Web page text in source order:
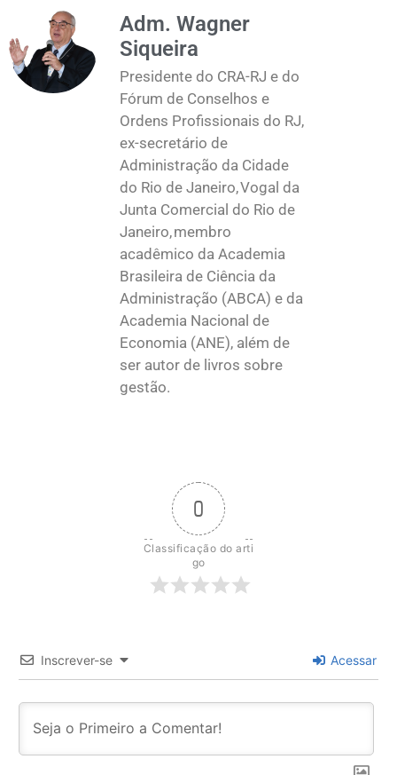
Adm. Wagner
Siqueira
Presidente do CRA-RJ e do
Fórum de Conselhos e
Ordens Profissionais do RJ,
ex-secretário de
Administração da Cidade
do Rio de Janeiro, Vogal da
Junta Comercial do Rio de
Janeiro, membro
acadêmico da Academia
Brasileira de Ciência da
Administração (ABCA) e da
Academia Nacional de
Economia (ANE), além de
ser autor de livros sobre
gestão.
0
Classificação do arti
go
Inscrever-se Acessar